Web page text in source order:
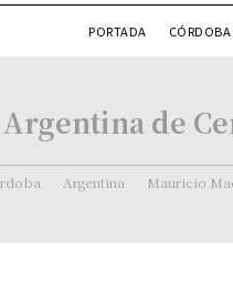
PORTADA CÓRDOBA
de
Argentina Mauricio